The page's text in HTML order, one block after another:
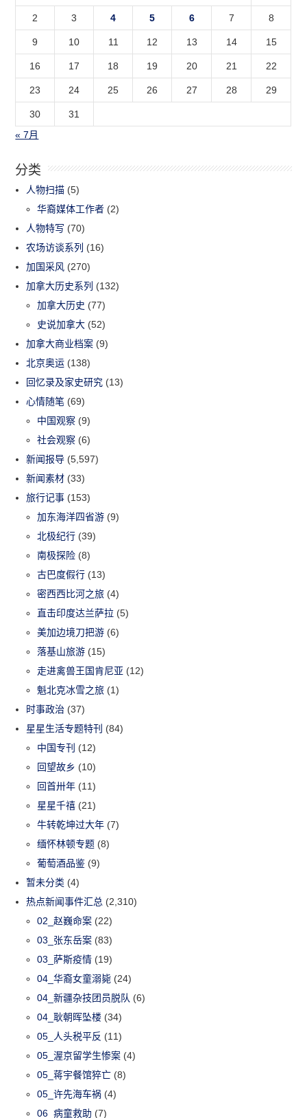
2 3 4 5 6 7 8
9 10 11 12 13 14 15
16 17 18 19 20 21 22
23 24 25 26 27 28 29
30
31
« 7月
分类
人物扫描 (5)
华裔媒体工作者 (2)
人物特写 (70)
农场访谈系列 (16)
加国采风 (270)
加拿大历史系列 (132)
加拿大历史 (77)
史说加拿大 (52)
加拿大商业档案 (9)
北京奥运 (138)
回忆录及家史研究 (13)
心情随笔 (69)
中国观察 (9)
社会观察 (6)
新闻报导 (5,597)
新闻素材 (33)
旅行记事 (153)
加东海洋四省游 (9)
北极纪行 (39)
南极探险 (8)
古巴度假行 (13)
密西西比河之旅 (4)
直击印度达兰萨拉 (5)
美加边境刀把游 (6)
落基山旅游 (15)
走进禽兽王国肯尼亚 (12)
魁北克冰雪之旅 (1)
时事政治 (37)
星星生活专题特刊 (84)
中国专刊 (12)
回望故乡 (10)
回首卅年 (11)
星星千禧 (21)
牛转乾坤过大年 (7)
缅怀林顿专题 (8)
葡萄酒品鉴 (9)
暂未分类 (4)
热点新闻事件汇总 (2,310)
02_赵巍命案 (22)
03_张东岳案 (83)
03_萨斯疫情 (19)
04_华裔女童溺毙 (24)
04_新疆杂技团员脱队 (6)
04_耿朝晖坠楼 (34)
05_人头税平反 (11)
05_渥京留学生惨案 (4)
05_蒋宇餐馆猝亡 (8)
05_许先海车祸 (4)
06_病童救助 (7)